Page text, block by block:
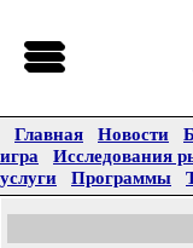
Главная Новости
игра
Исследования
услуги
Программы